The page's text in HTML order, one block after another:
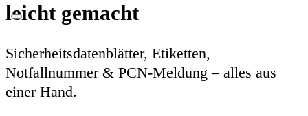
leicht gemacht
Sicherheitsdatenblätter, Etiketten,
Notfallnummer & PCN-Meldung – alles aus
einer Hand.